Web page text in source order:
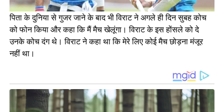
पिता के दुनिया से गुजर जाने के बाद भी विराट ने अगले ही दिन सुबह कोच
को फोन किया और कहा कि मैं मैच खेलूंगा। विराट के इस होंसले को दे
उनके कोच दंग थे। विराट ने कहा था कि मेरे लिए कोई मैच छोड़ना मंजूर
नहीं था।